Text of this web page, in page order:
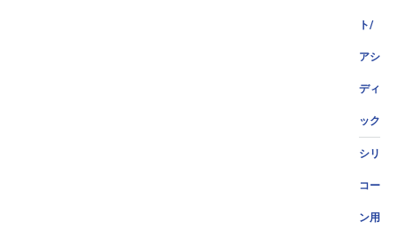
ト/
アシ
ディ
ック
シリ
コー
ン用